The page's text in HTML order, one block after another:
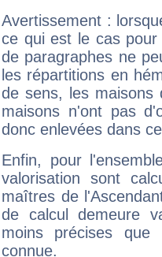
Avertissement :
ce qui est le cas
de paragraphes ne
les répartitions en
de sens, les maisons
maisons n'ont pas
donc enlevées dans
Enfin, pour
valorisation sont
maîtres de
de calcul demeure
moins précises que
connue.